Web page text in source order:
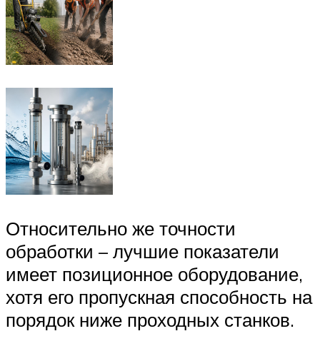
Относительно же точности
обработки – лучшие показатели
имеет позиционное оборудование,
хотя его пропускная способность на
порядок ниже проходных станков.